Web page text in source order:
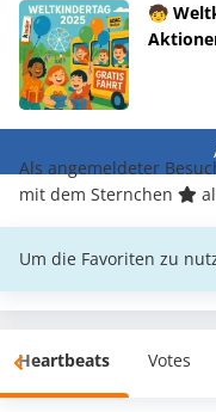
🧒
Als angemeldeter
mit dem Sternchen
Um die Favoriten zu
Heartbeats Votes